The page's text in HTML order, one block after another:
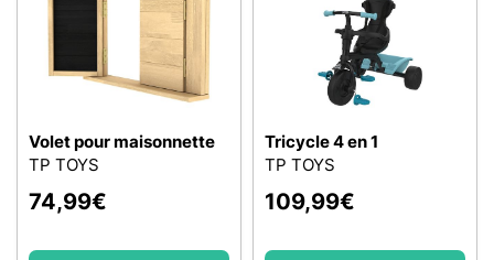
Volet pour maisonnette
TP TOYS
74,99€
Tricycle 4 en 1
TP TOYS
109,99€